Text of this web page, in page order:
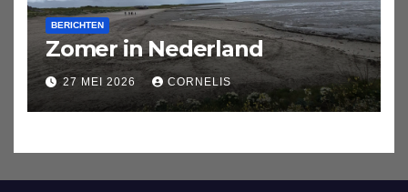
BERICHTEN
Zomer in Nederland
27 MEI 2026 CORNELIS